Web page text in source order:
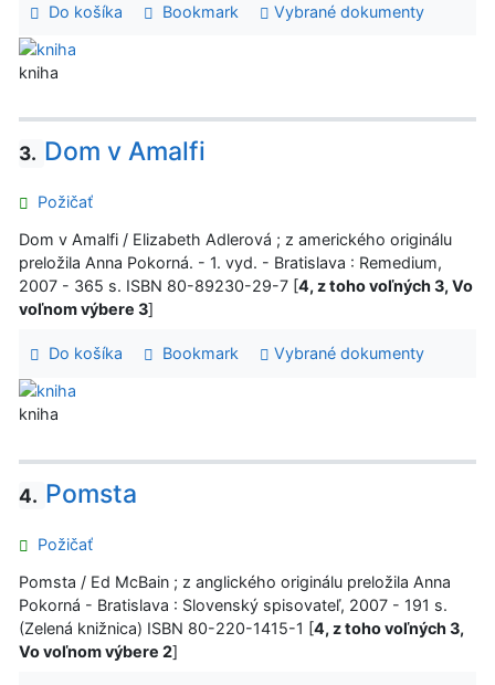
Do košíka Bookmark Vybrané dokumenty
kniha
3. Dom v Amalfi
Požičať
Dom v Amalfi / Elizabeth Adlerová ; z amerického originálu
preložila Anna Pokorná. - 1. vyd. - Bratislava : Remedium,
2007 - 365 s. ISBN 80-89230-29-7 [4, z toho voľných 3, Vo
voľnom výbere 3]
Do košíka Bookmark Vybrané dokumenty
kniha
4. Pomsta
Požičať
Pomsta / Ed McBain ; z anglického originálu preložila Anna
Pokorná - Bratislava : Slovenský spisovateľ, 2007 - 191 s.
(Zelená knižnica) ISBN 80-220-1415-1 [4, z toho voľných 3,
Vo voľnom výbere 2]